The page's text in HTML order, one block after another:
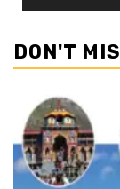
DON'T